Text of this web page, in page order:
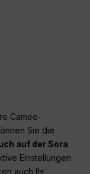
Cameo-
Sie die
auf der Sora
Einstellungen
auch Ihr